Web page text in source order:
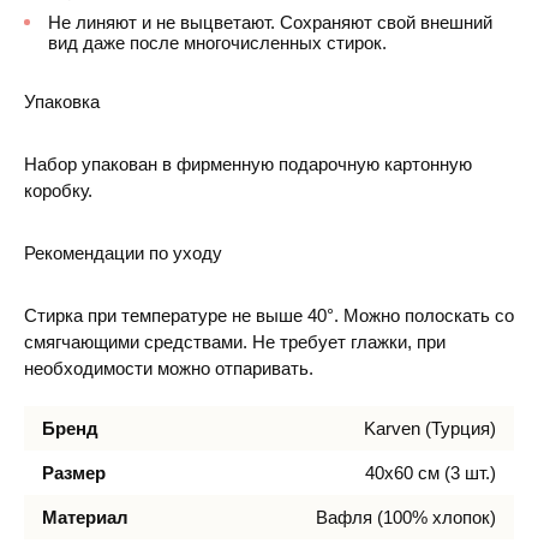
Не линяют и не выцветают. Сохраняют свой внешний
вид даже после многочисленных стирок.
Упаковка
Набор упакован в фирменную подарочную картонную
коробку.
Рекомендации по уходу
Стирка при температуре не выше 40°. Можно полоскать со
смягчающими средствами. Не требует глажки, при
необходимости можно отпаривать.
Бренд Karven (Турция)
Размер 40х60 см (3 шт.)
Материал Вафля (100% хлопок)